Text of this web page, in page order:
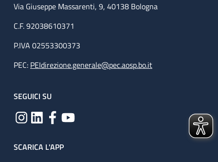
Via Giuseppe Massarenti, 9, 40138 Bologna
C.F. 92038610371
P.IVA 02553300373
PEC: PEIdirezione.generale@pec.aosp.bo.it
SEGUICI SU
SCARICA L'APP